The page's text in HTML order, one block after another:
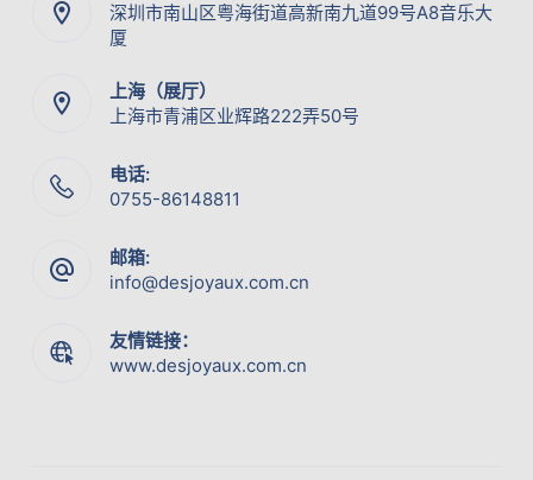
深圳市南山区粤海街道高新南九道99号A8音乐大
厦
上海（展厅）
上海市青浦区业辉路222弄50号
电话:
0755-86148811
邮箱:
info@desjoyaux.com.cn
友情链接：
www.desjoyaux.com.cn